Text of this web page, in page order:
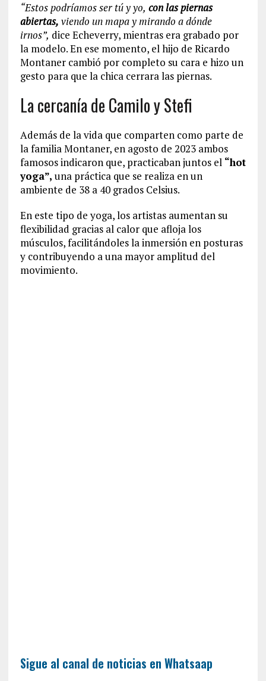
“Estos podríamos ser tú y yo, con las piernas
abiertas, viendo un mapa y mirando a dónde
irnos”, dice Echeverry, mientras era grabado por
la modelo. En ese momento, el hijo de Ricardo
Montaner cambió por completo su cara e hizo un
gesto para que la chica cerrara las piernas.
La cercanía de Camilo y Stefi
Además de la vida que comparten como parte de
la familia Montaner, en agosto de 2023 ambos
famosos indicaron que, practicaban juntos el “hot
yoga”, una práctica que se realiza en un
ambiente de 38 a 40 grados Celsius.
En este tipo de yoga, los artistas aumentan su
flexibilidad gracias al calor que afloja los
músculos, facilitándoles la inmersión en posturas
y contribuyendo a una mayor amplitud del
movimiento.
Sigue al canal de noticias en Whatsaap